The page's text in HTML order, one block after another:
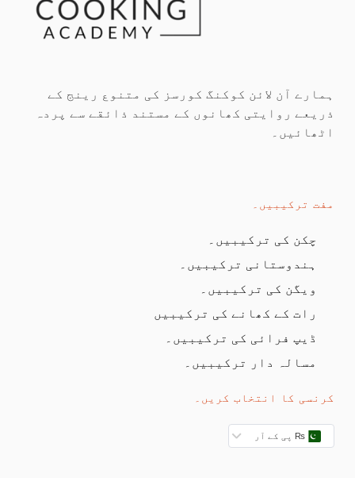
ہمارے آن لائن کوکنگ کورسز کی متنوع رینج کے
ذریعے روایتی کھانوں کے مستند ذائقے سے پردہ
اٹھائیں۔
مفت ترکیبیں۔
چکن کی ترکیبیں۔
ہندوستانی ترکیبیں۔
ویگن کی ترکیبیں۔
رات کے کھانے کی ترکیبیں
ڈیپ فرائی کی ترکیبیں۔
مسالہ دار ترکیبیں۔
کرنسی کا انتخاب کریں۔
₨ پی کے آر